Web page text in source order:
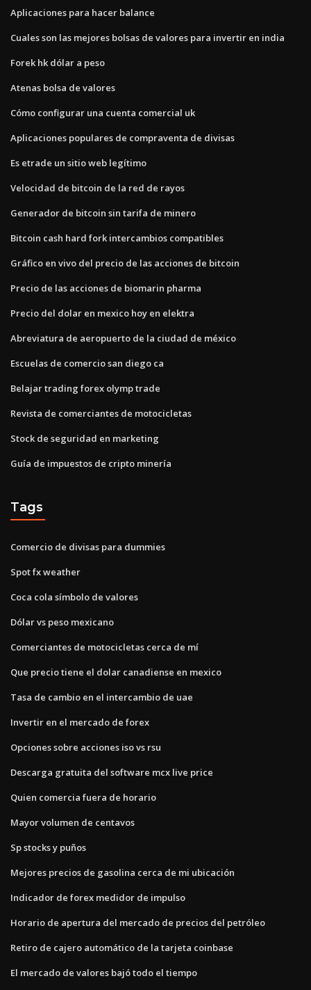
Aplicaciones para hacer balance
Cuales son las mejores bolsas de valores para invertir en india
Forek hk dólar a peso
Atenas bolsa de valores
Cómo configurar una cuenta comercial uk
Aplicaciones populares de compraventa de divisas
Es etrade un sitio web legítimo
Velocidad de bitcoin de la red de rayos
Generador de bitcoin sin tarifa de minero
Bitcoin cash hard fork intercambios compatibles
Gráfico en vivo del precio de las acciones de bitcoin
Precio de las acciones de biomarin pharma
Precio del dolar en mexico hoy en elektra
Abreviatura de aeropuerto de la ciudad de méxico
Escuelas de comercio san diego ca
Belajar trading forex olymp trade
Revista de comerciantes de motocicletas
Stock de seguridad en marketing
Guía de impuestos de cripto minería
Tags
Comercio de divisas para dummies
Spot fx weather
Coca cola símbolo de valores
Dólar vs peso mexicano
Comerciantes de motocicletas cerca de mí
Que precio tiene el dolar canadiense en mexico
Tasa de cambio en el intercambio de uae
Invertir en el mercado de forex
Opciones sobre acciones iso vs rsu
Descarga gratuita del software mcx live price
Quien comercia fuera de horario
Mayor volumen de centavos
Sp stocks y puños
Mejores precios de gasolina cerca de mi ubicación
Indicador de forex medidor de impulso
Horario de apertura del mercado de precios del petróleo
Retiro de cajero automático de la tarjeta coinbase
El mercado de valores bajó todo el tiempo